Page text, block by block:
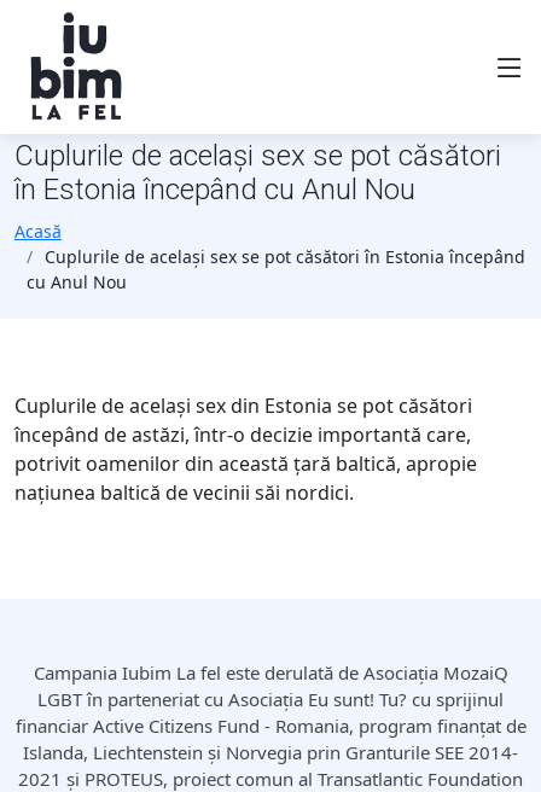
Cuplurile de același sex se pot căsători
în Estonia începând cu Anul Nou
Acasă
Cuplurile de același sex se pot căsători în Estonia începând
cu Anul Nou
Cuplurile de același sex din Estonia se pot căsători
începând de astăzi, într-o decizie importantă care,
potrivit oamenilor din această țară baltică, apropie
națiunea baltică de vecinii săi nordici.
Campania Iubim La fel este derulată de Asociația MozaiQ
LGBT în parteneriat cu Asociația Eu sunt! Tu? cu sprijinul
financiar Active Citizens Fund - Romania, program finanțat de
Islanda, Liechtenstein și Norvegia prin Granturile SEE 2014-
2021 și PROTEUS, proiect comun al Transatlantic Foundation